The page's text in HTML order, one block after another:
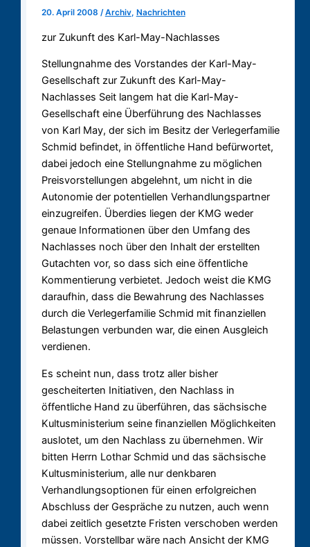
20. April 2008 /Archiv, Nachrichten
zur Zukunft des Karl-May-Nachlasses
Stellungnahme des Vorstandes der Karl-May-
Gesellschaft zur Zukunft des Karl-May-
Nachlasses Seit langem hat die Karl-May-
Gesellschaft eine Überführung des Nachlasses
von Karl May, der sich im Besitz der Verlegerfamilie
Schmid befindet, in öffentliche Hand befürwortet,
dabei jedoch eine Stellungnahme zu möglichen
Preisvorstellungen abgelehnt, um nicht in die
Autonomie der potentiellen Verhandlungspartner
einzugreifen. Überdies liegen der KMG weder
genaue Informationen über den Umfang des
Nachlasses noch über den Inhalt der erstellten
Gutachten vor, so dass sich eine öffentliche
Kommentierung verbietet. Jedoch weist die KMG
daraufhin, dass die Bewahrung des Nachlasses
durch die Verlegerfamilie Schmid mit finanziellen
Belastungen verbunden war, die einen Ausgleich
verdienen.
Es scheint nun, dass trotz aller bisher
gescheiterten Initiativen, den Nachlass in
öffentliche Hand zu überführen, das sächsische
Kultusministerium seine finanziellen Möglichkeiten
auslotet, um den Nachlass zu übernehmen. Wir
bitten Herrn Lothar Schmid und das sächsische
Kultusministerium, alle nur denkbaren
Verhandlungsoptionen für einen erfolgreichen
Abschluss der Gespräche zu nutzen, auch wenn
dabei zeitlich gesetzte Fristen verschoben werden
müssen. Vorstellbar wäre nach Ansicht der KMG